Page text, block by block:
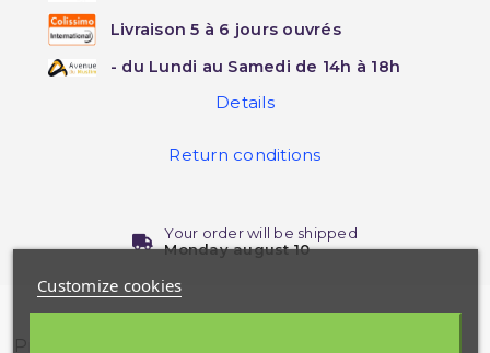
Livraison 5 à 6 jours ouvrés
- du Lundi au Samedi de 14h à 18h
Details
Return conditions
Your order will be shipped
Monday august 10
Product Details
Customize cookies